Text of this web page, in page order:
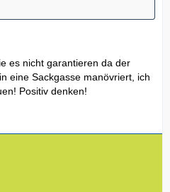
es nicht garantieren da der
eine Sackgasse manövriert, ich
Positiv denken!